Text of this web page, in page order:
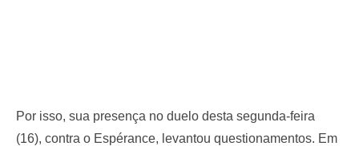
Por isso, sua presença no duelo desta segunda-feira
(16), contra o Espérance, levantou questionamentos. Em